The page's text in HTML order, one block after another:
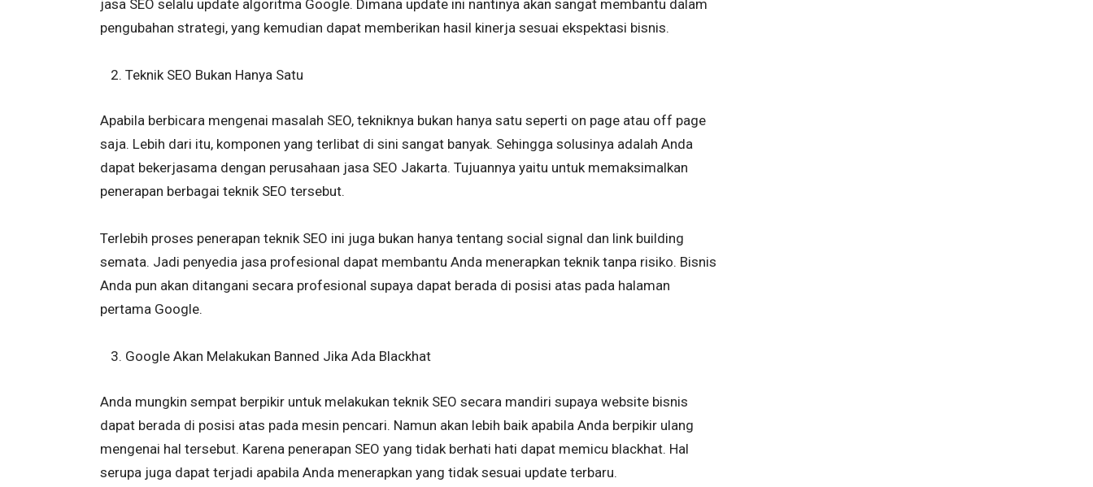
jasa SEO selalu update algoritma Google. Dimana update ini nantinya akan sangat membantu dalam
pengubahan strategi, yang kemudian dapat memberikan hasil kinerja sesuai ekspektasi bisnis.
Teknik SEO Bukan Hanya Satu
Apabila berbicara mengenai masalah SEO, tekniknya bukan hanya satu seperti on page atau off page
saja. Lebih dari itu, komponen yang terlibat di sini sangat banyak. Sehingga solusinya adalah Anda
dapat bekerjasama dengan perusahaan jasa SEO Jakarta. Tujuannya yaitu untuk memaksimalkan
penerapan berbagai teknik SEO tersebut.
Terlebih proses penerapan teknik SEO ini juga bukan hanya tentang social signal dan link building
semata. Jadi penyedia jasa profesional dapat membantu Anda menerapkan teknik tanpa risiko. Bisnis
Anda pun akan ditangani secara profesional supaya dapat berada di posisi atas pada halaman
pertama Google.
Google Akan Melakukan Banned Jika Ada Blackhat
Anda mungkin sempat berpikir untuk melakukan teknik SEO secara mandiri supaya website bisnis
dapat berada di posisi atas pada mesin pencari. Namun akan lebih baik apabila Anda berpikir ulang
mengenai hal tersebut. Karena penerapan SEO yang tidak berhati hati dapat memicu blackhat. Hal
serupa juga dapat terjadi apabila Anda menerapkan yang tidak sesuai update terbaru.